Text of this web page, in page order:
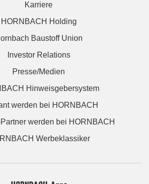
Karriere
HORNBACH Holding
Baustoff Union
Investor Relations
Presse/Medien
Hinweisgebersystem
werden bei HORNBACH
werden bei HORNBACH
Werbeklassiker